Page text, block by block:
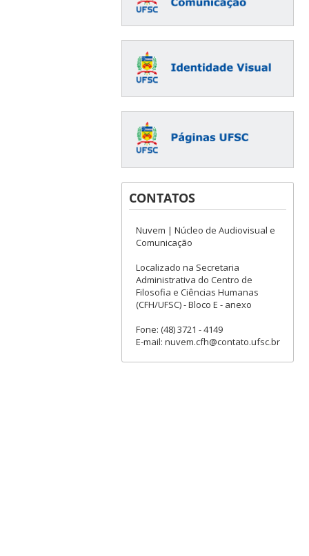
CONTATOS
Nuvem | Núcleo de Audiovisual e
Comunicação
Localizado na Secretaria
Administrativa do Centro de
Filosofia e Ciências Humanas
(CFH/UFSC) - Bloco E - anexo
Fone: (48) 3721 - 4149
E-mail: nuvem.cfh@contato.ufsc.br